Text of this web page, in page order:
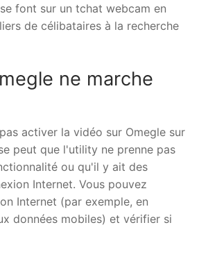
font sur un tchat webcam en
de célibataires à la recherche
ne marche
activer la vidéo sur Omegle sur
peut que l'utility ne prenne pas
ou qu'il y ait des
Internet. Vous pouvez
Internet (par exemple, en
données mobiles) et vérifier si